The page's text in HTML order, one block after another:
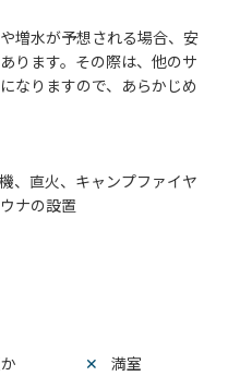
増水が予想される場合、安
ります。その際は、他のサ
なりますので、あらかじめ
、直火、キャンプファイヤ
ナの設置
✕
満室